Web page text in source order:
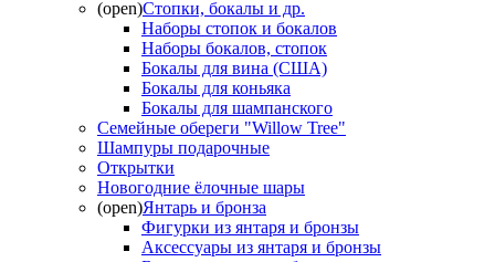
(open)Стопки, бокалы и др.
Наборы стопок и бокалов
Наборы бокалов, стопок
Бокалы для вина (США)
Бокалы для коньяка
Бокалы для шампанского
Семейные обереги "Willow Tree"
Шампуры подарочные
Открытки
Новогодние ёлочные шары
(open)Янтарь и бронза
Фигурки из янтаря и бронзы
Аксессуары из янтаря и бронзы